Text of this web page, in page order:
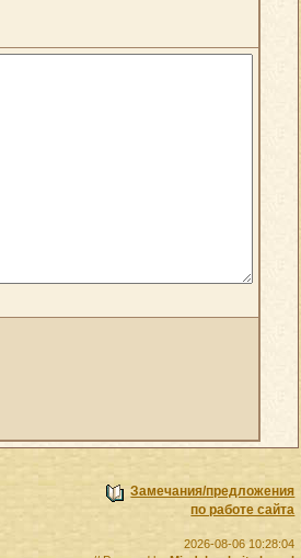
Замечания/предложения
по работе сайта
2026-08-06 10:28:04